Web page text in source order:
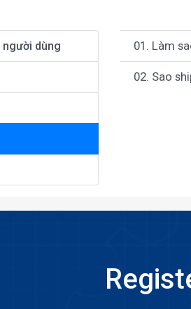
người dùng 01. Làm
02. Sao